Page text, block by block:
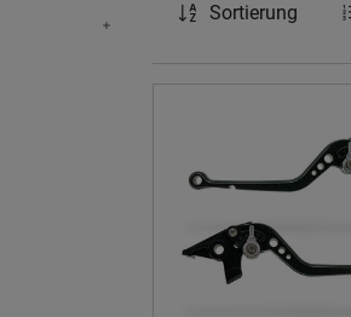
Sortierung